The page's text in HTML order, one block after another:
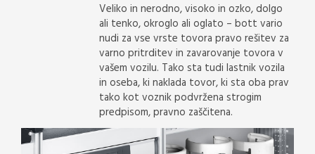
Veliko in nerodno, visoko in ozko, dolgo
ali tenko, okroglo ali oglato – bott vario
nudi za vse vrste tovora pravo rešitev za
varno pritrditev in zavarovanje tovora v
vašem vozilu. Tako sta tudi lastnik vozila
in oseba, ki naklada tovor, ki sta oba prav
tako kot voznik podvržena strogim
predpisom, pravno zaščitena.